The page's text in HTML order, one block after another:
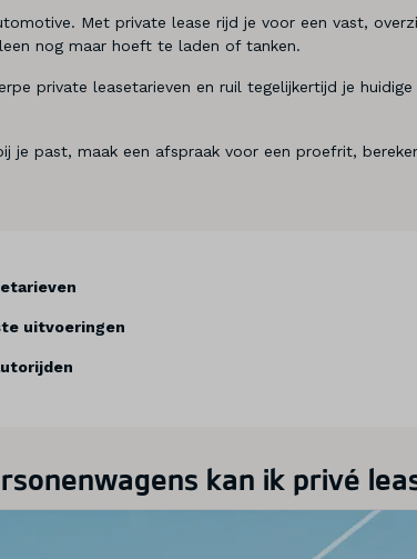
Met private lease rijd je voor een vast,
nog maar hoeft te laden of tanken.
private leasetarieven en ruil tegelijkertijd je
je past, maak een afspraak voor een proefrit,
uitvoeringen
kan ik privé